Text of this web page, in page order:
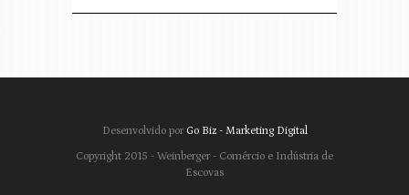
Desenvolvido por Go Biz - Marketing Digital
Copyright 2015 - Weinberger - Comércio e Indústria de
Escovas